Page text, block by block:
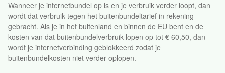
Wanneer je internetbundel op is en je verbruik verder loopt, dan
wordt dat verbruik tegen het buitenbundeltarief in rekening
gebracht. Als je in het buitenland en binnen de EU bent en de
kosten van dat buitenbundelverbruik lopen op tot € 60,50, dan
wordt je internetverbinding geblokkeerd zodat je
buitenbundelkosten niet verder oplopen.